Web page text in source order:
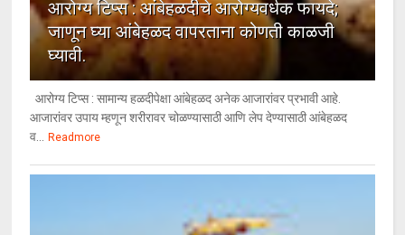
आरोग्य टिप्स : आंबेहळदीचे आरोग्यवर्धक फायदे;
जाणून घ्या आंबेहळद वापरताना कोणती काळजी
घ्यावी.
आरोग्य टिप्स : सामान्य हळदीपेक्षा आंबेहळद अनेक आजारांवर प्रभावी आहे.
आजारांवर उपाय म्हणून शरीरावर चोळण्यासाठी आणि लेप देण्यासाठी आंबेहळद
व... Readmore